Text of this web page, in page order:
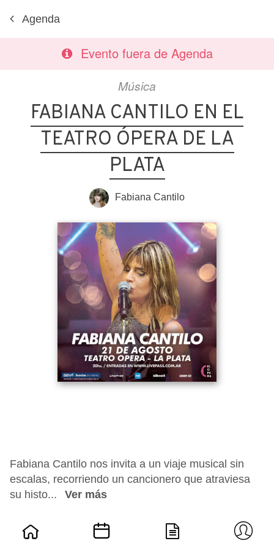
Agenda
Evento fuera de Agenda
Música
FABIANA CANTILO EN EL
TEATRO ÓPERA DE LA
PLATA
Fabiana Cantilo
Fabiana Cantilo nos invita a un viaje musical sin
escalas, recorriendo un cancionero que atraviesa
su histo...
Ver más